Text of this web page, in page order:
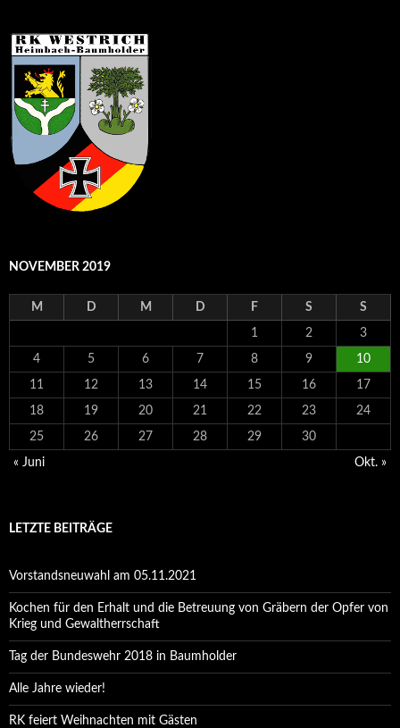
NOVEMBER 2019
M D M D F S S
1 2 3
4 5 6 7 8 9 10
11 12 13 14 15 16 17
18 19 20 21 22 23 24
25 26 27 28 29 30
« Juni Okt. »
LETZTE BEITRÄGE
Vorstandsneuwahl am 05.11.2021
Kochen für den Erhalt und die Betreuung von Gräbern der Opfer von
Krieg und Gewaltherrschaft
Tag der Bundeswehr 2018 in Baumholder
Alle Jahre wieder!
RK feiert Weihnachten mit Gästen